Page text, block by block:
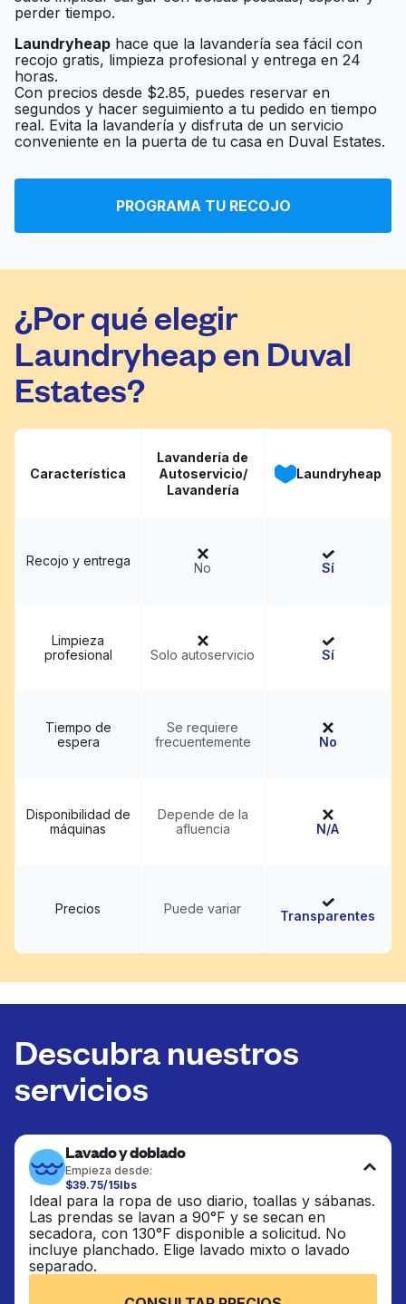
Rick's Cleaners Ir al sitio web
Austin Maid Healthy Ir al sitio web
Jack Brown Cleaners Ir al sitio web
perder tiempo.
Laundryheap hace que la lavandería sea fácil con
recojo gratis, limpieza profesional y entrega en 24
horas.
Con precios desde $2.85, puedes reservar en
segundos y hacer seguimiento a tu pedido en tiempo
real. Evita la lavandería y disfruta de un servicio
conveniente en la puerta de tu casa en Duval Estates.
PROGRAMA TU RECOJO
¿Por qué elegir
Laundryheap en Duval
Estates?
Característica
Lavandería de
Autoservicio/
Lavandería
Laundryheap
Recojo y entrega No Sí
Limpieza
profesional
Solo autoservicio Sí
Tiempo de
espera
Se requiere
frecuentemente
No
Disponibilidad de
máquinas
Depende de la
afluencia
N/A
Precios Puede variar Transparentes
Descubra nuestros
servicios
Lavado y doblado
Empieza desde:
$39.75/15lbs
Ideal para la ropa de uso diario, toallas y sábanas.
Las prendas se lavan a 90°F y se secan en
secadora, con 130°F disponible a solicitud. No
incluye planchado. Elige lavado mixto o lavado
separado.